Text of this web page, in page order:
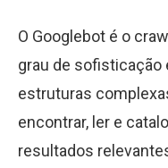
O Googlebot é o
grau de sofisticação
estruturas
encontrar, ler e
resultados